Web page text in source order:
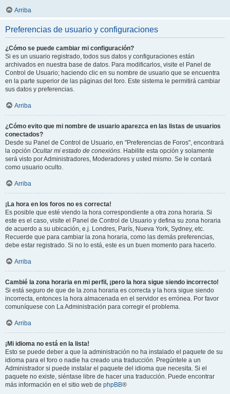
Arriba
Preferencias de usuario y configuraciones
¿Cómo se puede cambiar mi configuración?
Si es un usuario registrado, todos sus datos y configuraciones están
archivados en nuestra base de datos. Para modificarlos, visite el Panel de
Control de Usuario; haciendo clic en su nombre de usuario que se encuentra
en la parte superior de las páginas del foro. Este sistema le permitirá cambiar
sus datos y preferencias.
Arriba
¿Cómo evito que mi nombre de usuario aparezca en las listas de usuarios
conectados?
Desde su Panel de Control de Usuario, en "Preferencias de Foros", encontrará
la opción Ocultar mi estado de conexións. Habilite esta opción y solamente
será visto por Administradores, Moderadores y usted mismo. Se le contará
como usuario oculto.
Arriba
¡La hora en los foros no es correcta!
Es posible que esté viendo la hora correspondiente a otra zona horaria. Si
este es el caso, visite el Panel de Control de Usuario y defina su zona horaria
de acuerdo a su ubicación, e.j. Londres, París, Nueva York, Sydney, etc.
Recuerde que para cambiar la zona horaria, como las demás preferencias,
debe estar registrado. Si no lo está, este es un buen momento para hacerlo.
Arriba
Cambié la zona horaria en mi perfil, ¡pero la hora sigue siendo incorrecto!
Si está seguro de que de la zona horaria es correcta y la hora sigue siendo
incorrecta, entonces la hora almacenada en el servidor es errónea. Por favor
comuníquese con La Administración para corregir el problema.
Arriba
¡Mi idioma no está en la lista!
Esto se puede deber a que la administración no ha instalado el paquete de su
idioma para el foro o nadie ha creado una traducción. Pregúntele a un
Administrador si puede instalar el paquete del idioma que necesita. Si el
paquete no existe, siéntase libre de hacer una traducción. Puede encontrar
más información en el sitio web de phpBB®